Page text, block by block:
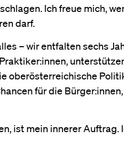
Ich freue mich,
darf.
– wir entfalten sechs
oberösterreichische
für die
ist mein innerer Auftrag.